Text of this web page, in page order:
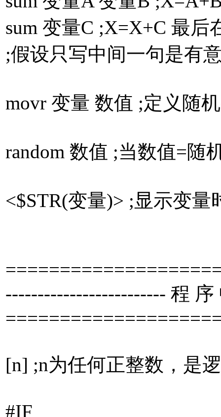
sum 变量C ;X=X+C 最
;假设只写中间一句是有
movr 变量 数值 ;定义随
random 数值 ;当数值=随
<$STR(变量)> ;显示变
------------------------- 程
[n] ;n为任何正整数，是
#IF